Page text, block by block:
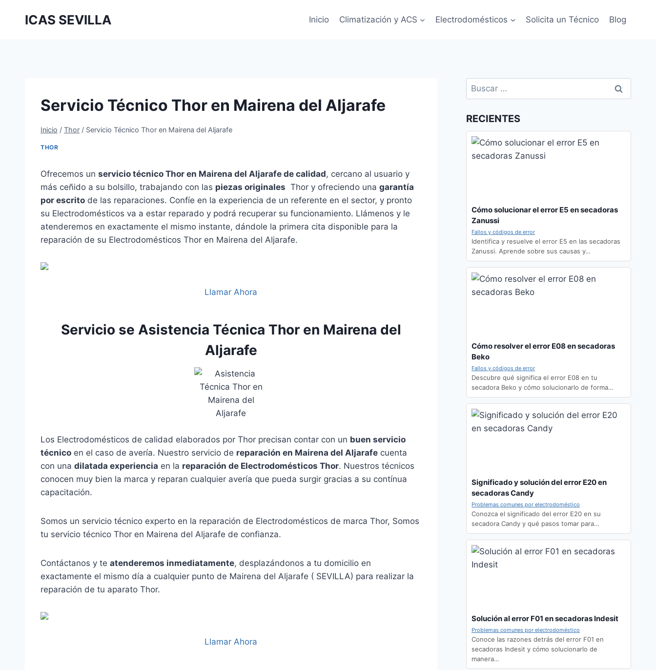
ICAS SEVILLA Inicio Climatización y ACS Electrodomésticos Solicita un Técnico Blog
Servicio Técnico Thor en Mairena del Aljarafe
Inicio / Thor / Servicio Técnico Thor en Mairena del Aljarafe
THOR
Ofrecemos un servicio técnico Thor en Mairena del Aljarafe de calidad, cercano al usuario y
más ceñido a su bolsillo, trabajando con las piezas originales Thor y ofreciendo una garantía
por escrito de las reparaciones. Confíe en la experiencia de un referente en el sector, y pronto
su Electrodomésticos va a estar reparado y podrá recuperar su funcionamiento. Llámenos y le
atenderemos en exactamente el mismo instante, dándole la primera cita disponible para la
reparación de su Electrodomésticos Thor en Mairena del Aljarafe.
Llamar Ahora
Servicio se Asistencia Técnica Thor en Mairena del
Aljarafe
Los Electrodomésticos de calidad elaborados por Thor precisan contar con un buen servicio
técnico en el caso de avería. Nuestro servicio de reparación en Mairena del Aljarafe cuenta
con una dilatada experiencia en la reparación de Electrodomésticos Thor. Nuestros técnicos
conocen muy bien la marca y reparan cualquier avería que pueda surgir gracias a su contínua
capacitación.
Somos un servicio técnico experto en la reparación de Electrodomésticos de marca Thor, Somos
tu servicio técnico Thor en Mairena del Aljarafe de confianza.
Contáctanos y te atenderemos inmediatamente, desplazándonos a tu domicilio en
exactamente el mismo día a cualquier punto de Mairena del Aljarafe ( SEVILLA) para realizar la
reparación de tu aparato Thor.
Llamar Ahora
Buscar:
RECIENTES
Cómo solucionar el error E5 en secadoras
Zanussi
Fallos y códigos de error
Identifica y resuelve el error E5 en las secadoras
Zanussi. Aprende sobre sus causas y…
Cómo resolver el error E08 en secadoras
Beko
Fallos y códigos de error
Descubre qué significa el error E08 en tu
secadora Beko y cómo solucionarlo de forma…
Significado y solución del error E20 en
secadoras Candy
Problemas comunes por electrodoméstico
Conozca el significado del error E20 en su
secadora Candy y qué pasos tomar para…
Solución al error F01 en secadoras Indesit
Problemas comunes por electrodoméstico
Conoce las razones detrás del error F01 en
secadoras Indesit y cómo solucionarlo de
manera…